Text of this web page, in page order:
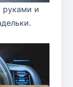
руками и